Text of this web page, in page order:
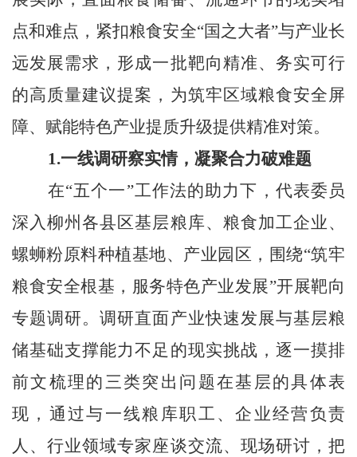
点和难点，紧扣粮食安全“国之大者”与产业长
远发展需求，形成一批靶向精准、务实可行
的高质量建议提案，为筑牢区域粮食安全屏
障、赋能特色产业提质升级提供精准对策。
1.一线调研察实情，凝聚合力破难题
在“五个一”工作法的助力下，代表委员
深入柳州各县区基层粮库、粮食加工企业、
螺蛳粉原料种植基地、产业园区，围绕“筑牢
粮食安全根基，服务特色产业发展”开展靶向
专题调研。调研直面产业快速发展与基层粮
储基础支撑能力不足的现实挑战，逐一摸排
前文梳理的三类突出问题在基层的具体表
现，通过与一线粮库职工、企业经营负责
人、行业领域专家座谈交流、现场研讨，把